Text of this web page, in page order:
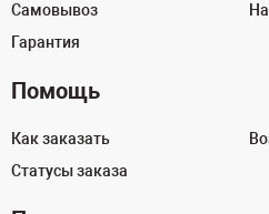
Самовывоз
Гарантия
Помощь
Как заказать
Статусы заказа